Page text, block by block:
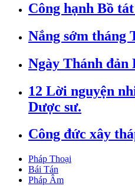
Công hạnh Bồ
Nắng sớm tháng
Ngày Thánh đản
12 Lời nguyện
Dược sư.
Công đức xây
Pháp Thoại
Bái Tán
Pháp Âm